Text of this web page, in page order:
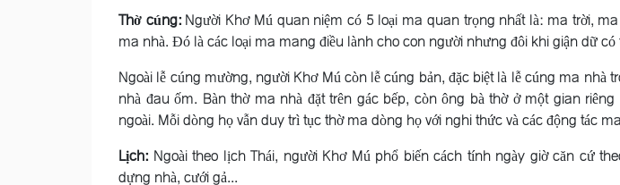
Thờ cúng:Người Khơ Mú quan niệm có 5 loại ma quan trọng nhất là: ma trời,
ma nhà. Ðó là các loại ma mang điều lành cho con người nhưng đôi khi giận dữ
Ngoài lễ cúng mường, người Khơ Mú còn lễ cúng bản, đặc biệt là lễ cúng ma nhà
nhà đau ốm. Bàn thờ ma nhà đặt trên gác bếp, còn ông bà thờ ở một gian
ngoài. Mỗi dòng họ vẫn duy trì tục thờ ma dòng họ với nghi thức và các động tác
Lịch: Ngoài theo lịch Thái, người Khơ Mú phổ biến cách tính ngày giờ căn cứ
dựng nhà, cưới gả...